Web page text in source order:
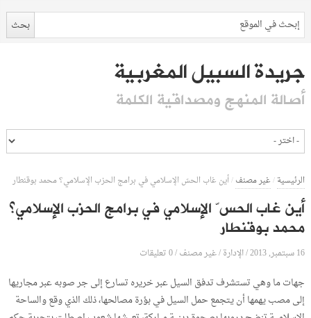
جريدة السبيل المغربية
أصالة المنهج ومصداقية الكلمة
الرئيسية/غير مصنف/أين غاب الحسّ الإسلامي في برامج الحزب الإسلامي؟ محمد بوقنطار
أين غاب الحسّ الإسلامي في برامج الحزب الإسلامي؟
محمد بوقنطار
16 سبتمبر, 2013 /الإدارة/غير مصنف/0 تعليقات
جهات ما وهي تستشرف تدفق السيل عبر خريره تسارع إلى جر صوبه عبر مجاريها
إلى مصب يهمها أن يتجمع حمل السيل في بؤرة مصالحها، ذلك الذي وقع والساحة